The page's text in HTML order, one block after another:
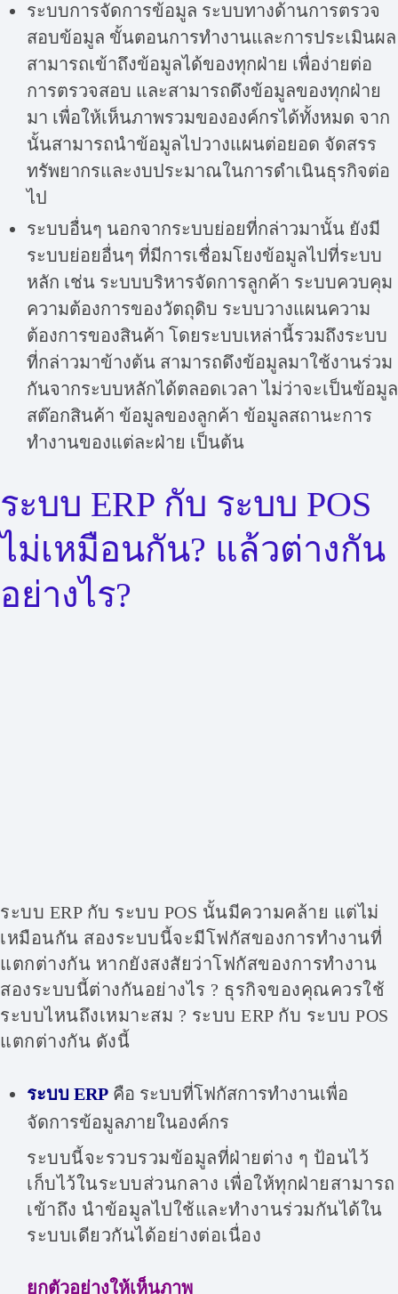
ระบบการจัดการข้อมูล ระบบทางด้านการตรวจ
สอบข้อมูล ขั้นตอนการทำงานและการประเมินผล
สามารถเข้าถึงข้อมูลได้ของทุกฝ่าย เพื่อง่ายต่อ
การตรวจสอบ และสามารถดึงข้อมูลของทุกฝ่าย
มา เพื่อให้เห็นภาพรวมขององค์กรได้ทั้งหมด จาก
นั้นสามารถนำข้อมูลไปวางแผนต่อยอด จัดสรร
ทรัพยากรและงบประมาณในการดำเนินธุรกิจต่อ
ไป
ระบบอื่นๆ นอกจากระบบย่อยที่กล่าวมานั้น ยังมี
ระบบย่อยอื่นๆ ที่มีการเชื่อมโยงข้อมูลไปที่ระบบ
หลัก เช่น ระบบบริหารจัดการลูกค้า ระบบควบคุม
ความต้องการของวัตถุดิบ ระบบวางแผนความ
ต้องการของสินค้า โดยระบบเหล่านี้รวมถึงระบบ
ที่กล่าวมาข้างต้น สามารถดึงข้อมูลมาใช้งานร่วม
กันจากระบบหลักได้ตลอดเวลา ไม่ว่าจะเป็นข้อมูล
สต๊อกสินค้า ข้อมูลของลูกค้า ข้อมูลสถานะการ
ทำงานของแต่ละฝ่าย เป็นต้น
ระบบ ERP กับ ระบบ POS
ไม่เหมือนกัน? แล้วต่างกัน
อย่างไร?
ระบบ ERP กับ ระบบ POS นั้นมีความคล้าย แต่ไม่
เหมือนกัน สองระบบนี้จะมีโฟกัสของการทำงานที่
แตกต่างกัน หากยังสงสัยว่าโฟกัสของการทำงาน
สองระบบนี้ต่างกันอย่างไร ? ธุรกิจของคุณควรใช้
ระบบไหนถึงเหมาะสม ? ระบบ ERP กับ ระบบ POS
แตกต่างกัน ดังนี้
ระบบ ERP คือ ระบบที่โฟกัสการทำงานเพื่อ
จัดการข้อมูลภายในองค์กร
ระบบนี้จะรวบรวมข้อมูลที่ฝ่ายต่าง ๆ ป้อนไว้
เก็บไว้ในระบบส่วนกลาง เพื่อให้ทุกฝ่ายสามารถ
เข้าถึง นำข้อมูลไปใช้และทำงานร่วมกันได้ใน
ระบบเดียวกันได้อย่างต่อเนื่อง
ยกตัวอย่างให้เห็นภาพ